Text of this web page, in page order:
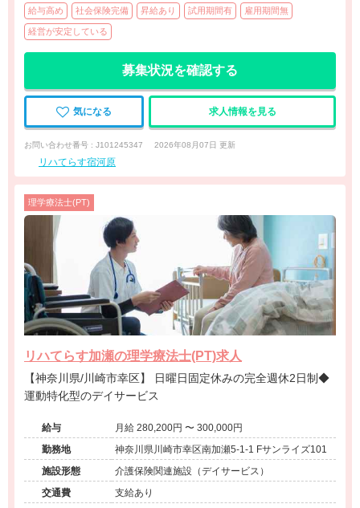
給与高め 社会保険完備 昇給あり 試用期間有 雇用期間無
経営が安定している
募集状況を確認する
気になる 求人情報を見る
お問い合わせ番号 : J101245347 2026年08月07日 更新
リハてらす宿河原
理学療法士(PT)
リハてらす加瀬の理学療法士(PT)求人
【神奈川県/川崎市幸区】 日曜日固定休みの完全週休2日制◆
運動特化型のデイサービス
給与
月給 280,200円 〜 300,000円
勤務地
神奈川県川崎市幸区南加瀬5-1-1 Fサンライズ101
施設形態
介護保険関連施設（デイサービス）
交通費
支給あり